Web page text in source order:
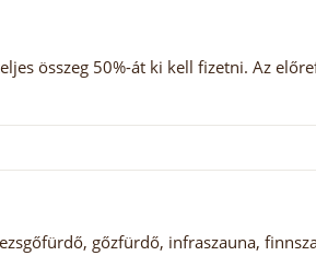
összeg 50%-át ki kell fizetni. Az
gőzfürdő, infraszauna,